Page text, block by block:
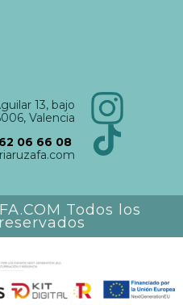
13, bajo
Valencia
06 66 08
Todos los